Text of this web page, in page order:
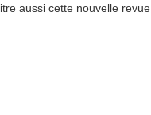
aussi cette nouvelle revue